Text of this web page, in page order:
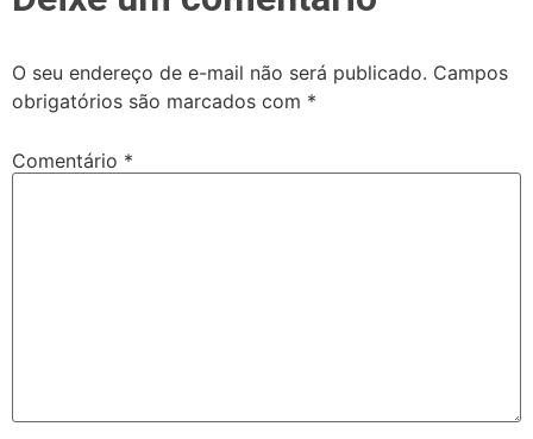
O seu endereço de e-mail não será publicado. Campos
obrigatórios são marcados com *
Comentário *